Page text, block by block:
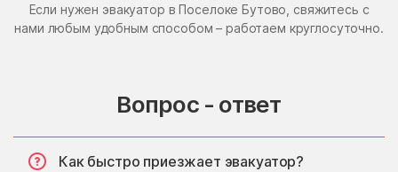
Если нужен эвакуатор в Поселоке Бутово, свяжитесь с
нами любым удобным способом – работаем круглосуточно.
Вопрос - ответ
Как быстро приезжает эвакуатор?